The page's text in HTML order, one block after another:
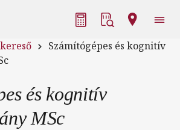
Fő navigáció
Számítógépes és kognitív
és kognitív
MSc